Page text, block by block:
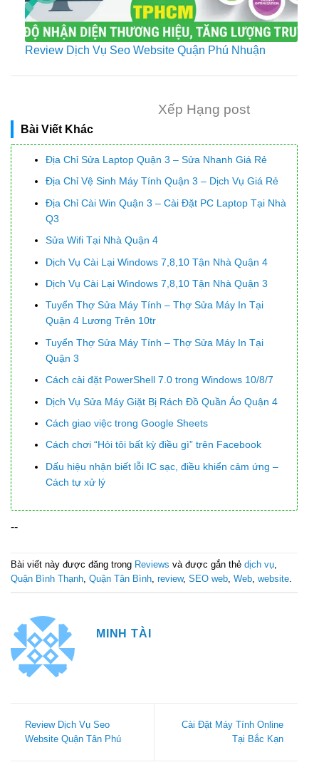
Review Dịch Vụ Seo Website Quận Phú Nhuận
Xếp Hạng post
Bài Viết Khác
Địa Chỉ Sửa Laptop Quận 3 – Sửa Nhanh Giá Rẻ
Địa Chỉ Vệ Sinh Máy Tính Quận 3 – Dịch Vụ Giá Rẻ
Địa Chỉ Cài Win Quận 3 – Cài Đặt PC Laptop Tại Nhà
Q3
Sửa Wifi Tại Nhà Quận 4
Dịch Vụ Cài Lại Windows 7,8,10 Tận Nhà Quận 4
Dịch Vụ Cài Lại Windows 7,8,10 Tận Nhà Quận 3
Tuyển Thợ Sửa Máy Tính – Thợ Sửa Máy In Tại
Quận 4 Lương Trên 10tr
Tuyển Thợ Sửa Máy Tính – Thợ Sửa Máy In Tại
Quận 3
Cách cài đặt PowerShell 7.0 trong Windows 10/8/7
Dịch Vụ Sửa Máy Giặt Bị Rách Đồ Quần Áo Quận 4
Cách giao việc trong Google Sheets
Cách chơi “Hỏi tôi bất kỳ điều gì” trên Facebook
Dấu hiệu nhận biết lỗi IC sạc, điều khiển cảm ứng –
Cách tự xử lý
--
Bài viết này được đăng trong Reviews và được gắn thẻ dịch vụ,
Quận Bình Thạnh, Quận Tân Bình, review, SEO web, Web, website.
MINH TÀI
Review Dịch Vụ Seo
Website Quận Tân Phú
Cài Đặt Máy Tính Online
Tại Bắc Kạn